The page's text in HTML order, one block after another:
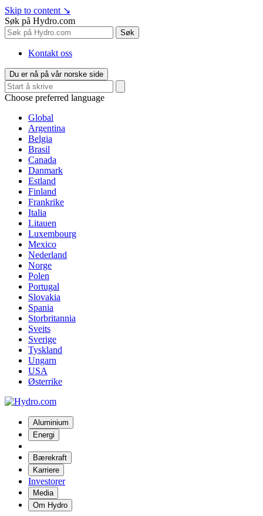
Skip to content ↘
Søk på Hydro.com
Søk
Kontakt oss
Du er nå på vår norske side
Choose preferred language
Global
Argentina
Belgia
Brasil
Canada
Danmark
Estland
Finland
Frankrike
Italia
Litauen
Luxembourg
Mexico
Nederland
Norge
Polen
Portugal
Slovakia
Spania
Storbritannia
Sveits
Sverige
Tyskland
Ungarn
USA
Østerrike
Aluminium
Energi
Bærekraft
Karriere
Investorer
Media
Om Hydro